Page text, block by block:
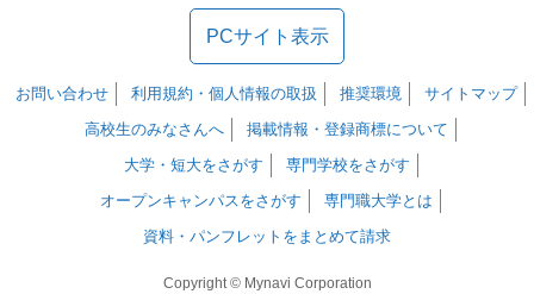
PCサイト表示
お問い合わせ 利用規約・個人情報の取扱 推奨環境
サイトマップ
高校生のみなさんへ
掲載情報・登録商標について
大学・短大をさがす
専門学校をさがす
オープンキャンパスをさがす
専門職大学とは
資料・パンフレットをまとめて請求
Copyright © Mynavi Corporation